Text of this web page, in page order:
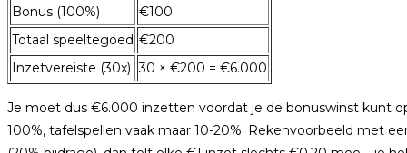
Bonus (100%)
€100
Totaal speeltegoed €200
Inzetvereiste (30x) 30 × €200 = €6.000
Je moet dus €6.000 inzetten voordat je de bonuswinst kunt
100%, tafelspellen vaak maar 10-20%. Rekenvoorbeeld met